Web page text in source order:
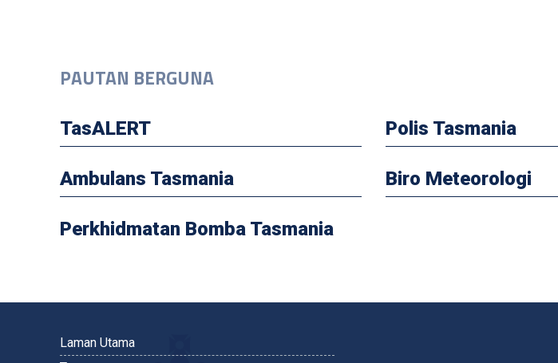
PAUTAN BERGUNA
TasALERT
Ambulans Tasmania
Perkhidmatan Bomba Tasmania
Polis Tasmania
Biro Meteorologi
Laman Utama